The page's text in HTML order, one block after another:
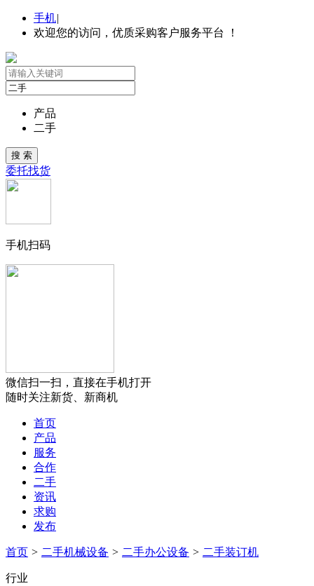
手机|
欢迎您的访问，优质采购客户服务平台 ！
产品
二手
委托找货
手机扫码
微信扫一扫，直接在手机打开
随时关注新货、新商机
首页
产品
服务
合作
二手
资讯
求购
发布
首页 > 二手机械设备 > 二手办公设备 > 二手装订机
行业